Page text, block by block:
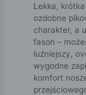
Lekka,
ozdobne
charakter, a
fason –
luźniejszy,
wygodne
komfort